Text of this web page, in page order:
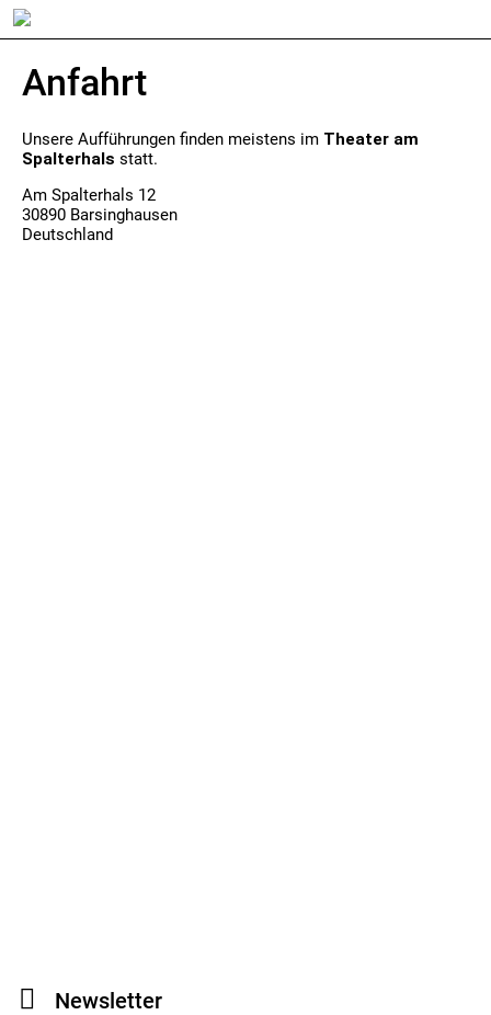
Anfahrt
Unsere Aufführungen finden meistens im Theater am
Spalterhals statt.
Am Spalterhals 12
30890 Barsinghausen
Deutschland
Newsletter